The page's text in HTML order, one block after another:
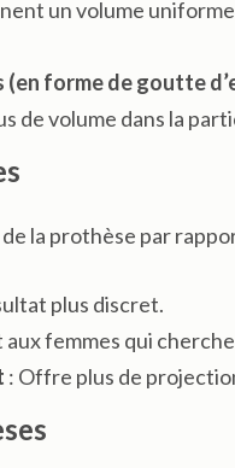
un volume
forme de goutte
de volume dans la
la prothèse par
plus discret.
aux femmes qui
: Offre plus de